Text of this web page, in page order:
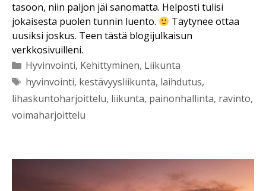
tasoon, niin paljon jäi sanomatta. Helposti tulisi
jokaisesta puolen tunnin luento.
Täytynee ottaa
uusiksi joskus. Teen tästä blogijulkaisun
verkkosivuilleni.
Kategoriat
Hyvinvointi, Kehittyminen, Liikunta
Avainsanat
hyvinvointi, kestävyysliikunta, laihdutus,
lihaskuntoharjoittelu, liikunta, painonhallinta, ravinto,
voimaharjoittelu